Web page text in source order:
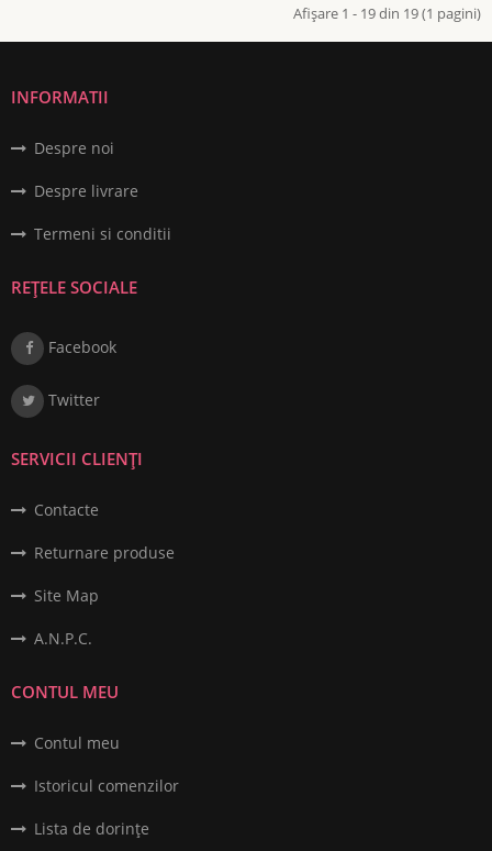
Afişare 1 - 19 din 19 (1 pagini)
INFORMATII
Despre noi
Despre livrare
Termeni si conditii
REȚELE SOCIALE
Facebook
Twitter
SERVICII CLIENȚI
Contacte
Returnare produse
Site Map
A.N.P.C.
CONTUL MEU
Contul meu
Istoricul comenzilor
Lista de dorințe